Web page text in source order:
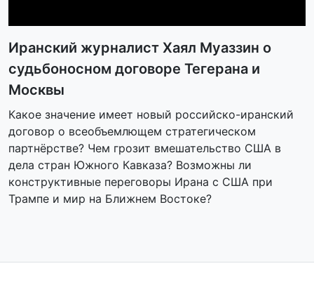
Иранский журналист Хаял Муаззин о
судьбоносном договоре Тегерана и
Москвы
Какое значение имеет новый российско-иранский
договор о всеобъемлющем стратегическом
партнёрстве? Чем грозит вмешательство США в
дела стран Южного Кавказа? Возможны ли
конструктивные переговоры Ирана с США при
Трампе и мир на Ближнем Востоке?